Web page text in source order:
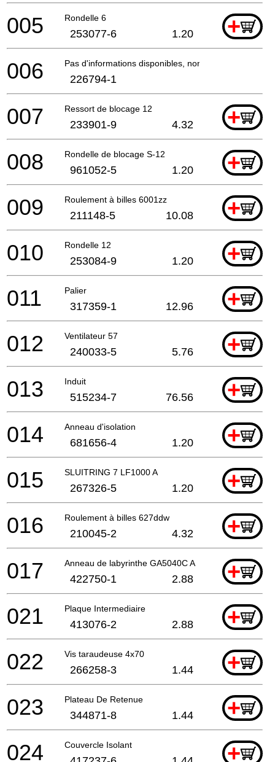
Rondelle 6 +
005 253077-6 1.20
Pas d'informations disponibles, non commandable
006 226794-1
Ressort de blocage 12 +
007 233901-9 4.32
Rondelle de blocage S-12 +
008 961052-5 1.20
Roulement à billes 6001zz +
009 211148-5 10.08
Rondelle 12 +
010 253084-9 1.20
Palier +
011 317359-1 12.96
Ventilateur 57 +
012 240033-5 5.76
Induit +
013 515234-7 76.56
Anneau d'isolation +
014 681656-4 1.20
SLUITRING 7 LF1000 A +
015 267326-5 1.20
Roulement à billes 627ddw +
016 210045-2 4.32
Anneau de labyrinthe GA5040C A +
017 422750-1 2.88
Plaque Intermediaire +
021 413076-2 2.88
Vis taraudeuse 4x70 +
022 266258-3 1.44
Plateau De Retenue +
023 344871-8 1.44
Couvercle Isolant +
024